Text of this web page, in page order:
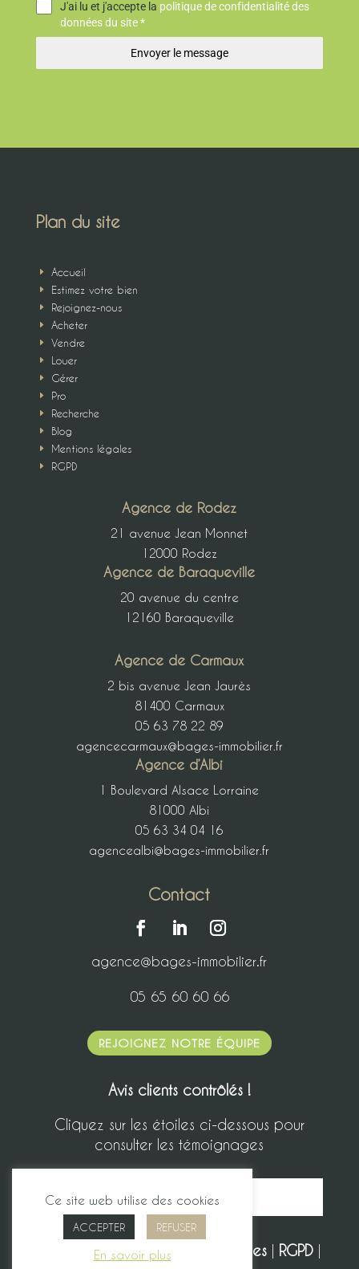
J'ai lu et j'accepte la politique de confidentialité des
données du site *
Envoyer le message
Plan du site
E Accueil
E Estimez votre bien
E Rejoignez-nous
E Acheter
E Vendre
E Louer
E Gérer
E Pro
E Recherche
E Blog
E Mentions légales
E RGPD
Agence de Rodez
21 avenue Jean Monnet
12000 Rodez
Agence de Baraqueville
20 avenue du centre
12160 Baraqueville
Agence de Carmaux
2 bis avenue Jean Jaurès
81400 Carmaux
05 63 78 22 89
agencecarmaux@bages-immobilier.fr
Agence d’Albi
1 Boulevard Alsace Lorraine
81000 Albi
05 63 34 04 16
agencealbi@bages-immobilier.fr
Contact
agence@bages-immobilier.fr
05 65 60 60 66
REJOIGNEZ NOTRE ÉQUIPE
Avis clients contrôlés !
Cliquez sur les étoiles ci-dessous pour
consulter les témoignages
Bages Immobilier |Mentions légales RGPD
Ce site web utilise des cookies
ACCEPTER REFUSER
En savoir plus